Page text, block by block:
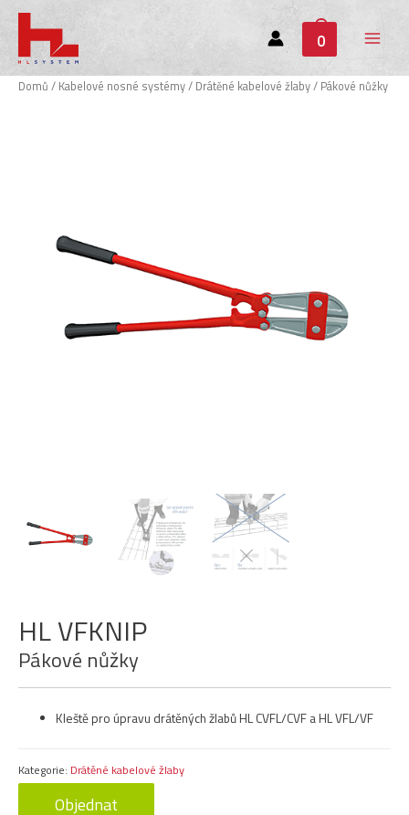
0
Main
Menu
Domů / Kabelové nosné systémy/ Drátěné kabelové žlaby/ Pákové nůžky
HL VFKNIP
Pákové nůžky
Kleště pro úpravu drátěných žlabů HL CVFL/CVF a HL VFL/VF
Kategorie: Drátěné kabelové žlaby
Objednat